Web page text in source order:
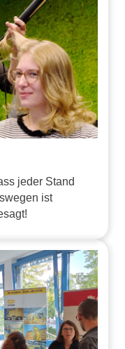
jeder Stand
ist